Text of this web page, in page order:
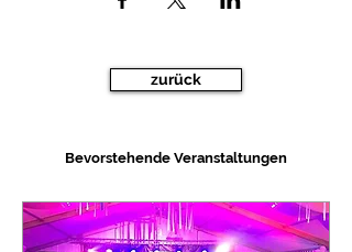
zurück
Bevorstehende Veranstaltungen